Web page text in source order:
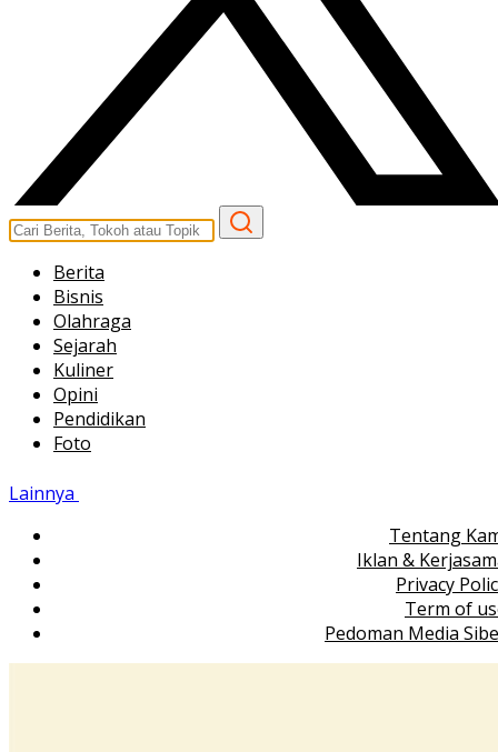
Berita
Bisnis
Olahraga
Sejarah
Kuliner
Opini
Pendidikan
Foto
Lainnya
Tentang
Iklan &
Privacy
Term of
Pedoman Media